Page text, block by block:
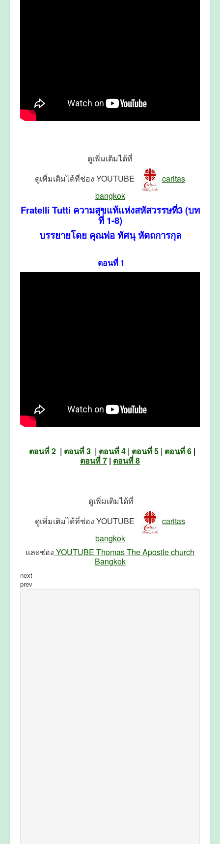
ดูเพิ่มเติมได้ที่
ดูเพิ่มเติมได้ที่ช่อง YOUTUBE
caritas
bangkok
Fratelli Tutti ความสุขแท้แห่งสหัสวรรษที่3 (บท
ที่ 1-8)
บรรยายโดย คุณพ่อ ทัศนุ หัตถการกุล
ตอนที่ 1
ตอนที่ 2| ตอนที่ 3| ตอนที่ 4| ตอนที่ 5| ตอนที่ 6 |
ตอนที่ 7 | ตอนที่ 8
ดูเพิ่มเติมได้ที่
ดูเพิ่มเติมได้ที่ช่อง YOUTUBE
caritas
bangkok
และช่อง YOUTUBE Thomas The Apostle church
Bangkok
next
prev